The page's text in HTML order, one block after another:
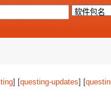
] [questing-updates] [